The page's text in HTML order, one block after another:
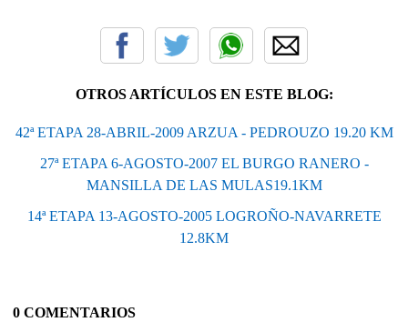
OTROS ARTÍCULOS EN ESTE BLOG:
42ª ETAPA 28-ABRIL-2009 ARZUA - PEDROUZO 19.20 KM
27ª ETAPA 6-AGOSTO-2007 EL BURGO RANERO -
MANSILLA DE LAS MULAS19.1KM
14ª ETAPA 13-AGOSTO-2005 LOGROÑO-NAVARRETE
12.8KM
0 COMENTARIOS